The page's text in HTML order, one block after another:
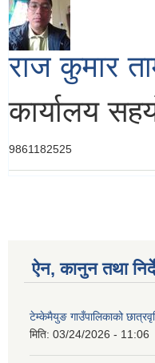
राज कुमार
कार्यालय
9861182525
ऐन, कानुन तथा
टेम्केमैयुङ गाउँपालिकाको
मिति: 03/24/2026 - 11:06